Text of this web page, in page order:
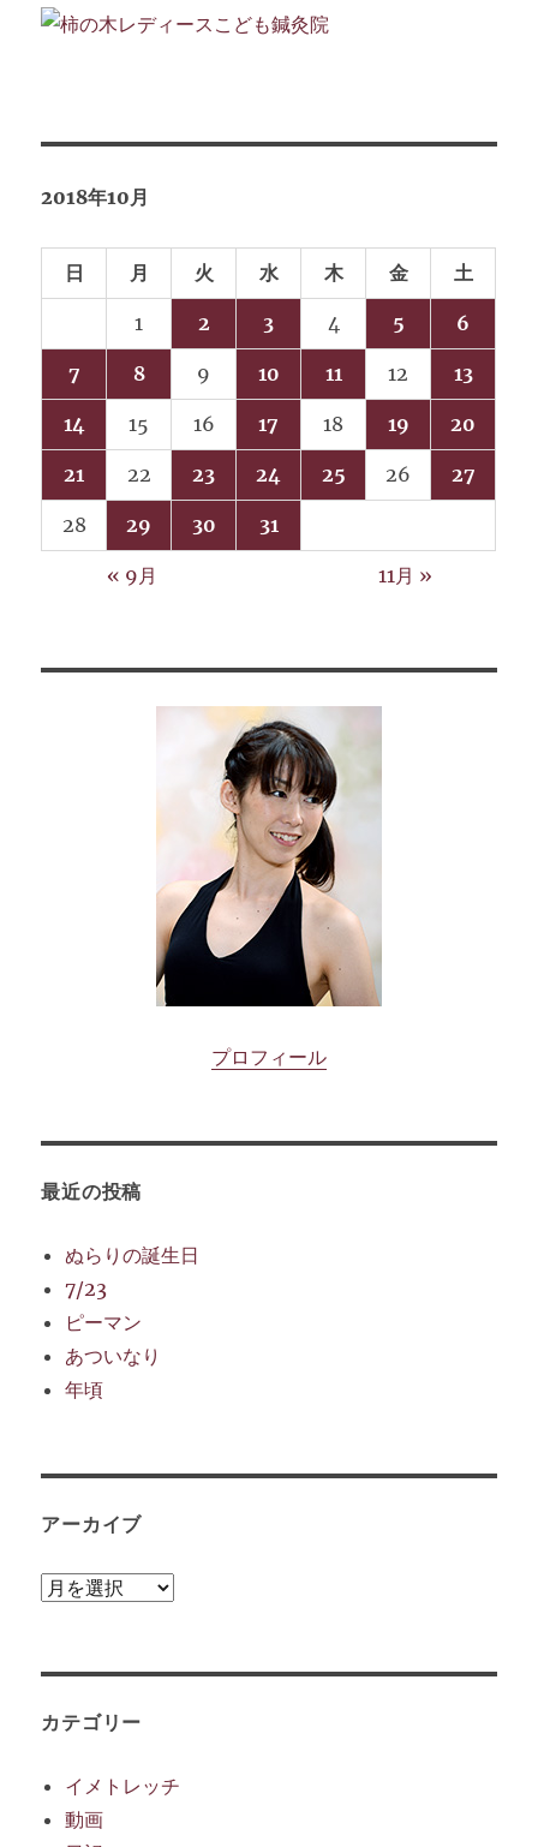
2018年10月
日 月 火 水 木 金 土
1 2 3 4 5 6
7 8 9 10 11 12 13
14 15 16 17 18 19 20
21 22 23 24 25 26 27
28 29 30 31
« 9月 11月 »
プロフィール
最近の投稿
ぬらりの誕生日
7/23
ピーマン
あついなり
年頃
アーカイブ
ア
ブ
カテゴリー
イメトレッチ
動画